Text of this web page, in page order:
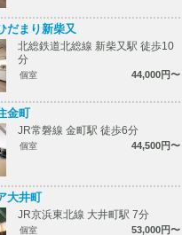
だまり新柴又
北総鉄道北総線 新柴又駅 徒歩10
分
個室 44,000円〜
金町
JR常磐線 金町駅 徒歩6分
個室 44,500円〜
大井町
JR京浜東北線 大井町駅 7分
個室 53,000円〜